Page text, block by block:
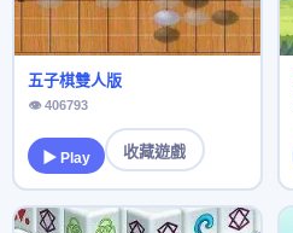
五子棋雙人版
👁 406793
▶ Play 收藏遊戲